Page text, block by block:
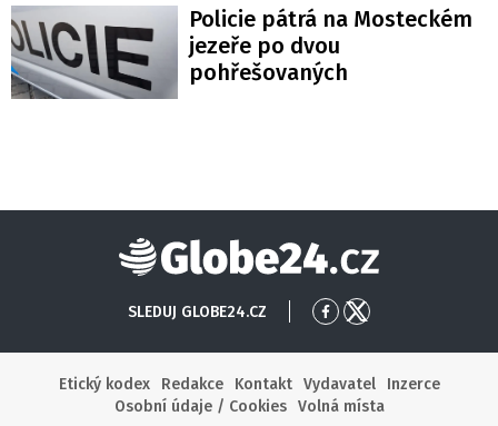
Policie pátrá na Mosteckém
jezeře po dvou
pohřešovaných
Globe24
SLEDUJ GLOBE24.CZ
PřejítPřejít
Etický kodex
Redakce Kontakt Vydavatel
Inzerce
Osobní údaje / Cookies
Volná místa